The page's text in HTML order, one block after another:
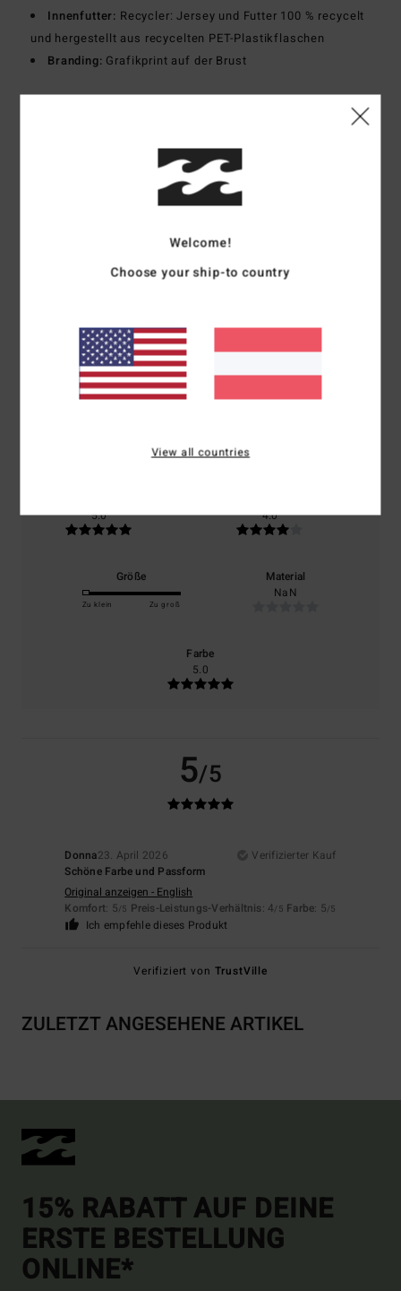
Innenfutter: Recycler: Jersey und Futter 100 % recycelt
und hergestellt aus recycelten PET-Plastikflaschen
Branding: Grafikprint auf der Brust
Versand & Rückversand
Kundenbewertungen
Durchschnittliche Bewertung
5.0/5
100% unserer Kunden empfehlen dieses Produkt
5.0
4.0
Größe
Zu klein Zu groß
Material
NaN
Farbe
5.0
5/5
Donna23. April 2026
Verifizierter Kauf
Schöne Farbe und Passform
Original anzeigen - English
Komfort: 5/5 Preis-Leistungs-Verhältnis: 4/5 Farbe: 5/5
Ich empfehle dieses Produkt
Verifiziert von TrustVille
ZULETZT ANGESEHENE ARTIKEL
15% RABATT AUF DEINE
ERSTE BESTELLUNG
ONLINE*
Welcome!
Choose your ship-to country
View all countries